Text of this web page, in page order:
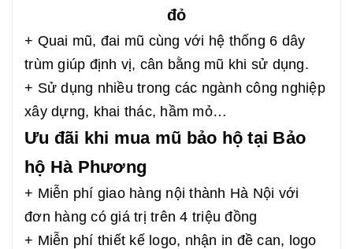
đỏ
+ Quai mũ, đai mũ cùng với hệ thống 6 dây
trùm giúp định vị, cân bằng mũ khi sử dụng.
+ Sử dụng nhiều trong các ngành công nghiệp
xây dựng, khai thác, hầm mỏ…
Ưu đãi khi mua mũ bảo hộ tại Bảo
hộ Hà Phương
+ Miễn phí giao hàng nội thành Hà Nội với
đơn hàng có giá trị trên 4 triệu đồng
+ Miễn phí thiết kế logo, nhận in đề can, logo